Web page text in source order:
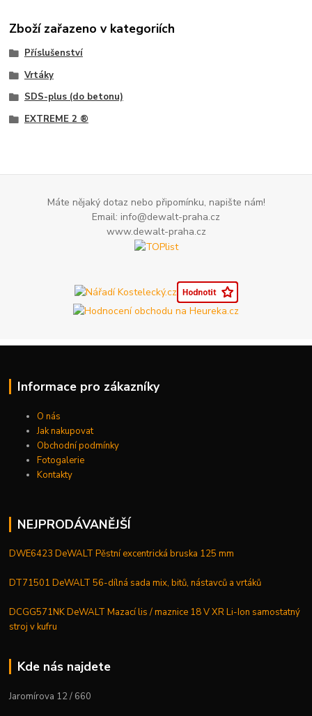
Zboží zařazeno v kategoriích
Příslušenství
Vrtáky
SDS-plus (do betonu)
EXTREME 2 ®
Máte nějaký dotaz nebo připomínku, napište nám!
Email: info@dewalt-praha.cz
www.dewalt-praha.cz
Informace pro zákazníky
O nás
Jak nakupovat
Obchodní podmínky
Fotogalerie
Kontakty
NEJPRODÁVANĚJŠÍ
DWE6423 DeWALT Pěstní excentrická bruska 125 mm
DT71501 DeWALT 56-dílná sada mix, bitů, nástavců a vrtáků
DCGG571NK DeWALT Mazací lis / maznice 18 V XR Li-Ion samostatný
stroj v kufru
Kde nás najdete
Jaromírova 12 / 660